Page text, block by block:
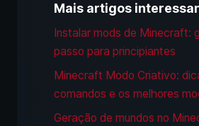
Mais artigos
Instalar mods de Minecraft:
passo para principiantes
Minecraft Modo Criativo:
comandos e os melhores
Geração de mundos no